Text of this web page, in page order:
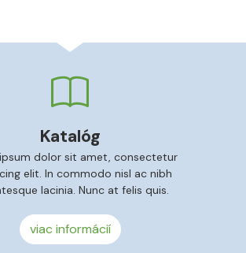
Katalóg
dolor sit amet, consectetur
elit. In commodo nisl ac nibh
lacinia. Nunc at felis quis.
viac informácií